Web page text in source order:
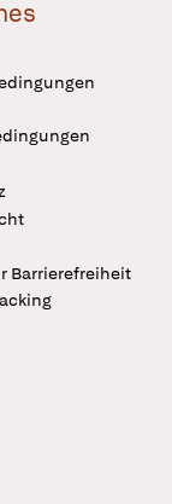
Barrierefreiheit